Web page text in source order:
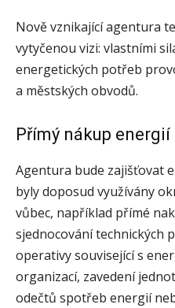
Nově vznikající agentura
vytyčenou vizi: vlastními
energetických potřeb
a městských obvodů.
Přímý nákup
Agentura bude zajišťovat
byly doposud využívány
vůbec, například přímé
sjednocování technických
operativy související s
organizací, zavedení
odečtů spotřeb energií